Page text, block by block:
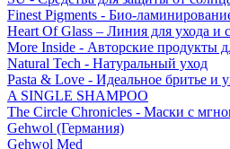
Finest Pigments - Био-
Heart Of Glass – Линия для ухода и
More Inside - Авторские продукты
Natural Tech - Натуральный уход
Pasta & Love - Идеальное бритье и
A SINGLE SHAMPOO
The Circle Chronicles - Маски с
Gehwol (Германия)
Gehwol Med